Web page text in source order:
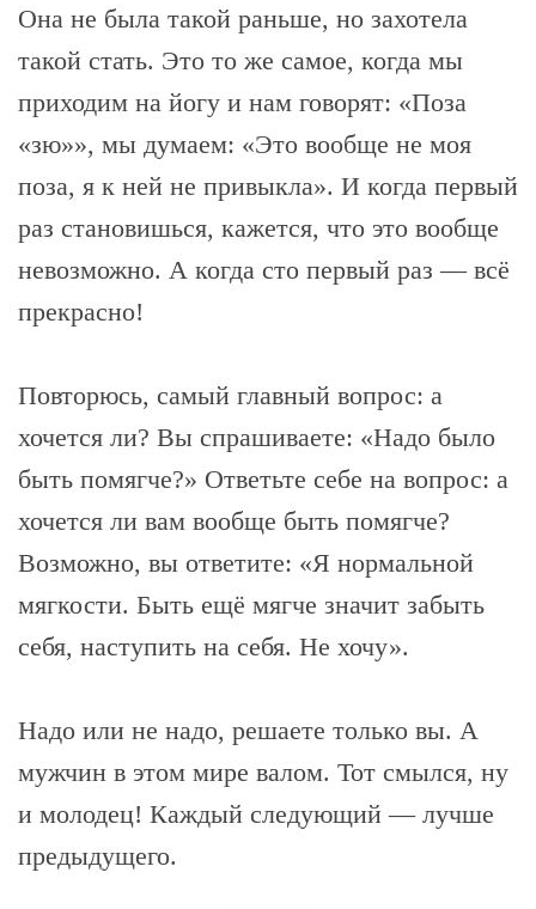
Она не была такой раньше, но захотела
такой стать. Это то же самое, когда мы
приходим на йогу и нам говорят: «Поза
«зю»», мы думаем: «Это вообще не моя
поза, я к ней не привыкла». И когда первый
раз становишься, кажется, что это вообще
невозможно. А когда сто первый раз — всё
прекрасно!
Повторюсь, самый главный вопрос: а
хочется ли? Вы спрашиваете: «Надо было
быть помягче?» Ответьте себе на вопрос: а
хочется ли вам вообще быть помягче?
Возможно, вы ответите: «Я нормальной
мягкости. Быть ещё мягче значит забыть
себя, наступить на себя. Не хочу».
Надо или не надо, решаете только вы. А
мужчин в этом мире валом. Тот смылся, ну
и молодец! Каждый следующий — лучше
предыдущего.